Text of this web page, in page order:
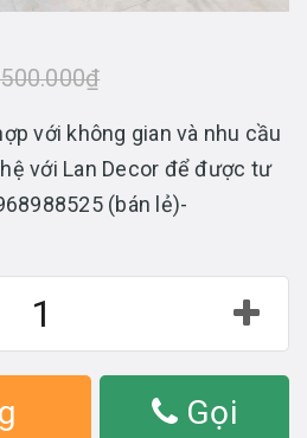
với không gian và nhu cầu
với Lan Decor để được tư
(bán lẻ)-
Gọi